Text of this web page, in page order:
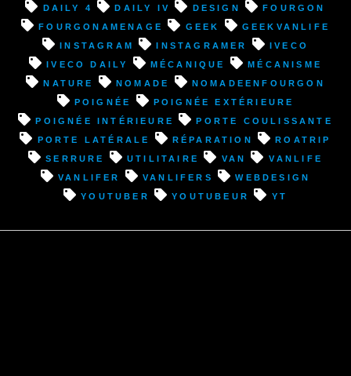
Changement
poignée
et
réparation
système
ouverture
porte
latérale”
Daily 4
Daily IV design
fourgon
fourgonamenage
geek
geekvanlife
instagram
instagramer
Iveco
Iveco Daily
mécanique
mécanisme
nature
nomade
nomadeenfourgon
poignée
poignée extérieure
poignée intérieure
porte coulissante
porte latérale
réparation
roatrip
serrure
utilitaire van
VanLife
vanlifer
vanlifers
webdesign
youtuber
youtubeur YT